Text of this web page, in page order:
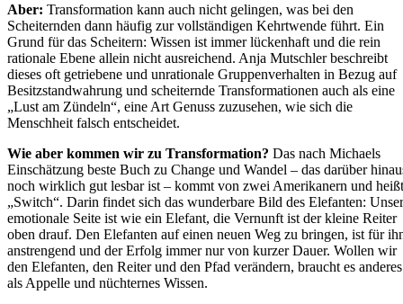
Aber: Transformation kann auch nicht gelingen, was bei den
Scheiternden dann häufig zur vollständigen Kehrtwende führt. Ein
Grund für das Scheitern: Wissen ist immer lückenhaft und die rein
rationale Ebene allein nicht ausreichend. Anja Mutschler beschreibt
dieses oft getriebene und unrationale Gruppenverhalten in Bezug auf
Besitzstandwahrung und scheiternde Transformationen auch als eine
„Lust am Zündeln“, eine Art Genuss zuzusehen, wie sich die
Menschheit falsch entscheidet.
Wie aber kommen wir zu Transformation? Das nach Michaels
Einschätzung beste Buch zu Change und Wandel – das darüber
noch wirklich gut lesbar ist – kommt von zwei Amerikanern und heißt
„Switch“. Darin findet sich das wunderbare Bild des Elefanten:
emotionale Seite ist wie ein Elefant, die Vernunft ist der kleine Reiter
oben drauf. Den Elefanten auf einen neuen Weg zu bringen, ist für
anstrengend und der Erfolg immer nur von kurzer Dauer. Wollen wir
den Elefanten, den Reiter und den Pfad verändern, braucht es anderes
als Appelle und nüchternes Wissen.